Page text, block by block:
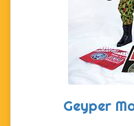
Geyper